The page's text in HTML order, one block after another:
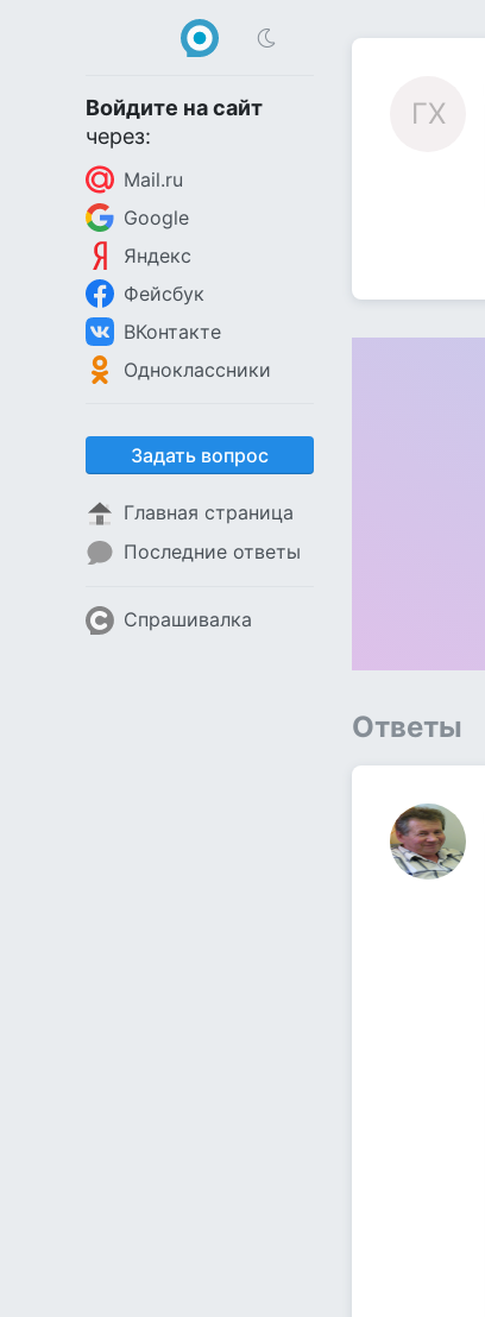
Войдите на сайт
через:
Mail.ru
Google
Яндекс
Фейсбук
ВКонтакте
Одноклассники
Задать вопрос
Главная страница
Последние ответы
Спрашивалка
ГХ
Ответы